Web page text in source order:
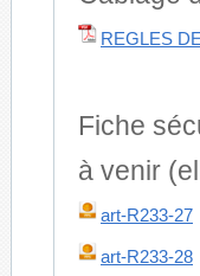
REGLES
Fiche
à venir
art-R233-27
art-R233-28